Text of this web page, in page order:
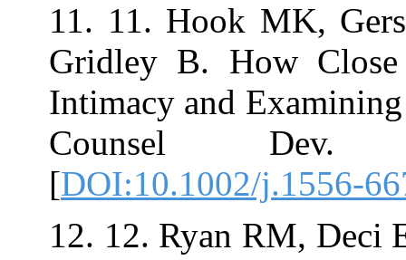
11. 11. Hook
Gridley B.
Intimacy and
Counsel
[DOI:10.1002/
12. 12. Ryan